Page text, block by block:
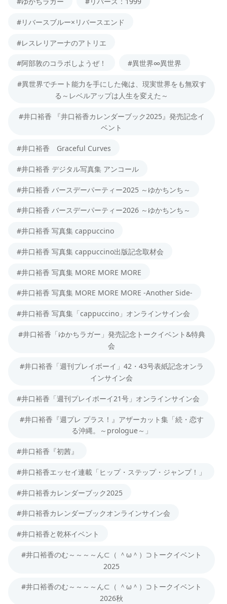
#リバースブルー×リバースエンド
#レスレリアーナのアトリエ
#阿部敦のコラボしようぜ！ #異世界∞異世界
#異世界でチート能力を手にした俺は、現実世界をも無双す
る～レベルアップは人生を変えた～
#井口裕香 『井口裕香カレンダーブック2025』発売記念イ
ベント
#井口裕香 Graceful Curves
#井口裕香 デジタル写真集 アンコール
#井口裕香 バースデーパーティー2025 ～ゆかちンち～
#井口裕香 バースデーパーティー2026 ～ゆかちンち～
#井口裕香 写真集 cappuccino
#井口裕香 写真集 cappuccino出版記念取材会
#井口裕香 写真集 MORE MORE MORE
#井口裕香 写真集 MORE MORE MORE -Another Side-
#井口裕香 写真集「cappuccino」オンラインサイン会
#井口裕香「ゆかちラガー」発売記念トークイベント&特典
会
#井口裕香「週刊プレイボーイ」42・43号表紙記念オンラ
インサイン会
#井口裕香「週刊プレイボーイ21号」オンラインサイン会
#井口裕香『週プレ プラス！』アザーカット集「続・恋す
る沖縄。～prologue～」
#井口裕香『初茜』
#井口裕香エッセイ連載「ヒップ・ステップ・ジャンプ！」
#井口裕香カレンダーブック2025
#井口裕香カレンダーブックオンラインサイン会
#井口裕香と乾杯イベント
#井口裕香のむ～～～～ん⊂（ ＾ω＾）⊃トークイベント
2025
#井口裕香のむ～～～～ん⊂（ ＾ω＾）⊃トークイベント
2026秋